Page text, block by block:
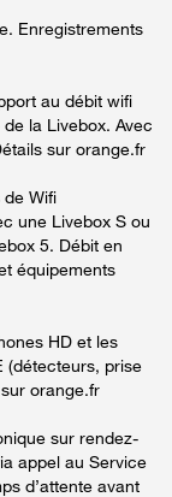
Enregistrements
au débit wifi
la Livebox. Avec
sur orange.fr
Wifi
une Livebox S ou
5. Débit en
équipements
HD et les
(détecteurs, prise
orange.fr
sur rendez-
appel au Service
d’attente avant